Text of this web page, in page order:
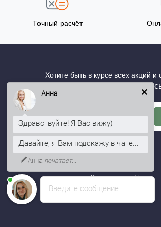
Точный расчёт
Хотите быть в курсе всех акций и
Подпишитесь на нашу
Категории
Введите сообщение
Анна
Здравствуйте! Я Вас вижу)
Давайте, я Вам подскажу в чате...
Анна печатает...